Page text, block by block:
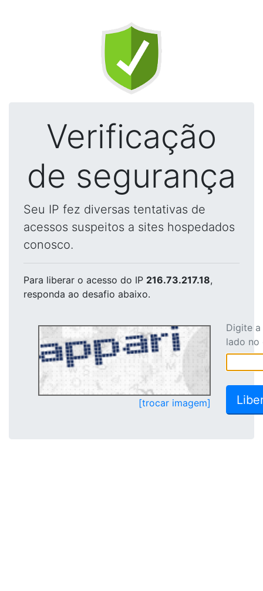
Verificação
de segurança
Seu IP fez diversas tentativas de
acessos suspeitos a sites hospedados
conosco.
Para liberar o acesso do IP 216.73.217.18,
responda ao desafio abaixo.
[trocar imagem]
Digite
lado no